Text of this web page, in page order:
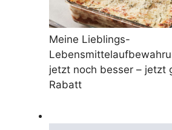
Meine Lieblings-
jetzt noch besser – jetzt
Rabatt